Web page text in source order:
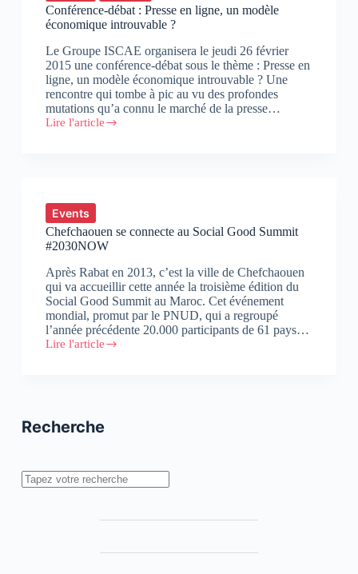
Conférence-débat : Presse en ligne, un modèle
économique introuvable ?
Le Groupe ISCAE organisera le jeudi 26 février
2015 une conférence-débat sous le thème : Presse en
ligne, un modèle économique introuvable ? Une
rencontre qui tombe à pic au vu des profondes
mutations qu’a connu le marché de la presse…
Lire l'article
Conférence-
un
modèle
économique
introuvable
Events
Chefchaouen se connecte au Social Good Summit
#2030NOW
Après Rabat en 2013, c’est la ville de Chefchaouen
qui va accueillir cette année la troisième édition du
Social Good Summit au Maroc. Cet événement
mondial, promut par le PNUD, qui a regroupé
l’année précédente 20.000 participants de 61 pays…
Lire l'article
Chefchaouen
Summit
Recherche
Rechercher